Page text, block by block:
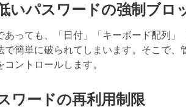
いパスワードの強制ブロ
あっても、「日付」「キーボード配列
で簡単に破られてしまいます。そこで、
ントロールします。
ワードの再利用制限